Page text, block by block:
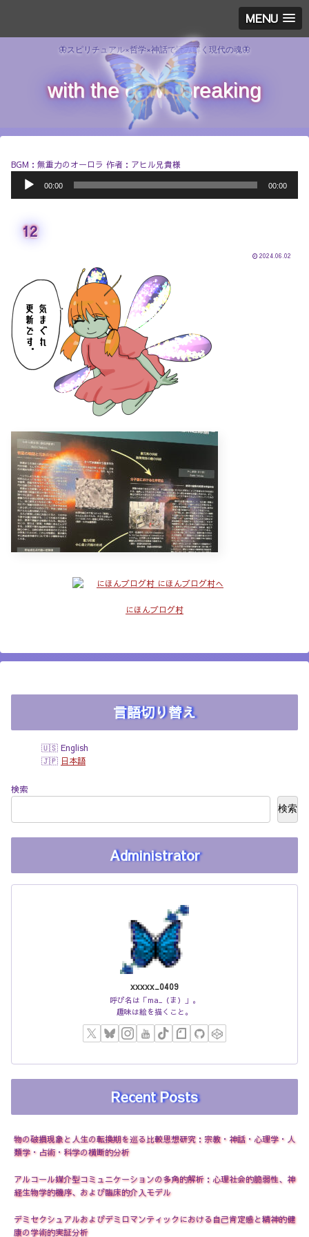
MENU
🦋スピリチュアル×哲学×神話で読み解く現代の魂🦋
with the dawn breaking
BGM：無重力のオーロラ 作者：アヒル兄貴様
00:00 00:00
12
2024.06.02
にほんブログ村
言語切り替え
English
日本語
検索
検索
Administrator
xxxxx_0409
呼び名は「ma_（ま）」。
趣味は絵を描くこと。
Recent Posts
物の破損現象と人生の転換期を巡る比較思想研究：宗教・神話・心理学・人
類学・占術・科学の横断的分析
アルコール媒介型コミュニケーションの多角的解析：心理社会的脆弱性、神
経生物学的機序、および臨床的介入モデル
デミセクシュアルおよびデミロマンティックにおける自己肯定感と精神的健
康の学術的実証分析